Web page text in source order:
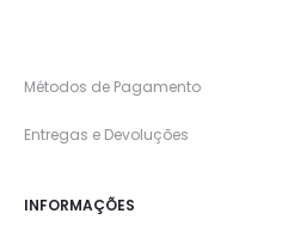
Métodos de Pagamento
Entregas e Devoluções
INFORMAÇÕES